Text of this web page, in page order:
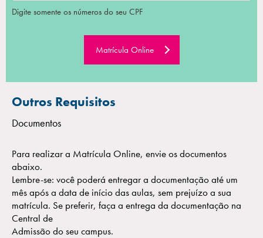
Digite somente os números do seu CPF
Matrícula Online
Outros Requisitos
Documentos
Para realizar a Matrícula Online, envie os documentos
abaixo.
Lembre-se: você poderá entregar a documentação até um
mês após a data de início das aulas, sem prejuízo a sua
matrícula. Se preferir, faça a entrega da documentação na
Central de
Admissão do seu campus.